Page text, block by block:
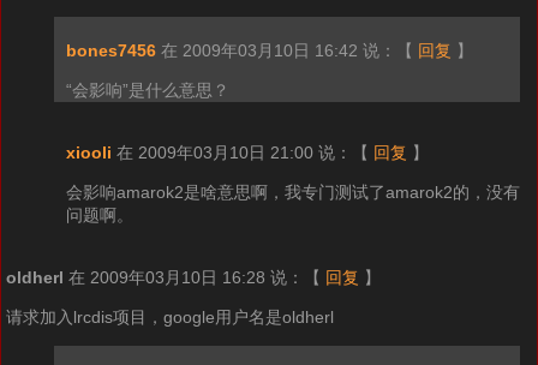
bones7456 在 2009年03月10日 16:42 说： 【 回复 】
“会影响”是什么意思？
xiooli 在 2009年03月10日 21:00 说： 【 回复 】
会影响amarok2是啥意思啊，我专门测试了amarok2的，没有
问题啊。
oldherl 在 2009年03月10日 16:28 说： 【 回复 】
请求加入lrcdis项目，google用户名是oldherl